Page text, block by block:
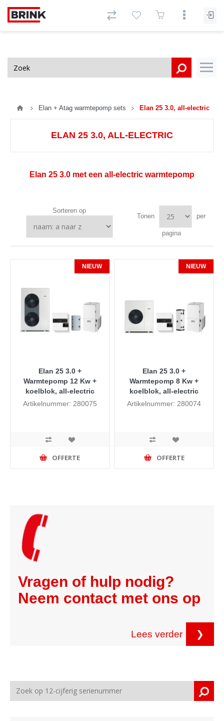
Elan + Atag warmtepomp sets Elan 25 3.0, all-electric
ELAN 25 3.0, ALL-ELECTRIC
Elan 25 3.0 met een all-electric warmtepomp
Sorteren op
Tonen per
pagina
NIEUW
Elan 25 3.0 +
Warmtepomp 12 Kw +
koelblok, all-electric
Artikelnummer: 280075
OFFERTE
NIEUW
Elan 25 3.0 +
Warmtepomp 8 Kw +
koelblok, all-electric
Artikelnummer: 280074
OFFERTE
Vragen of hulp nodig?
Neem contact met ons op
Lees verder ❯